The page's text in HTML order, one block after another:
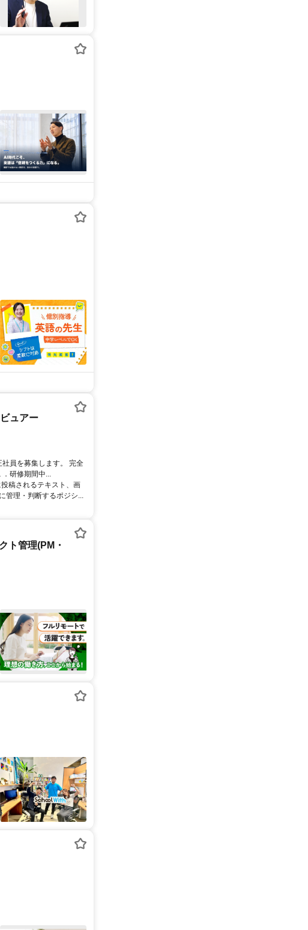
ュアー
員を募集します。 完全
研修期間中...
稿されるテキスト、画
管理・判断するポジシ...
ト管理(PM・